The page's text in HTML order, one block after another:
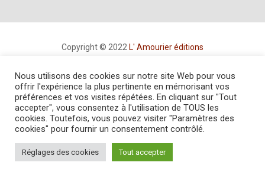
Copyright © 2022 L' Amourier éditions
Conditions générales de vente
Nous utilisons des cookies sur notre site Web pour vous
offrir l'expérience la plus pertinente en mémorisant vos
préférences et vos visites répétées. En cliquant sur "Tout
accepter", vous consentez à l'utilisation de TOUS les
cookies. Toutefois, vous pouvez visiter "Paramètres des
cookies" pour fournir un consentement contrôlé.
Réglages des cookies Tout accepter